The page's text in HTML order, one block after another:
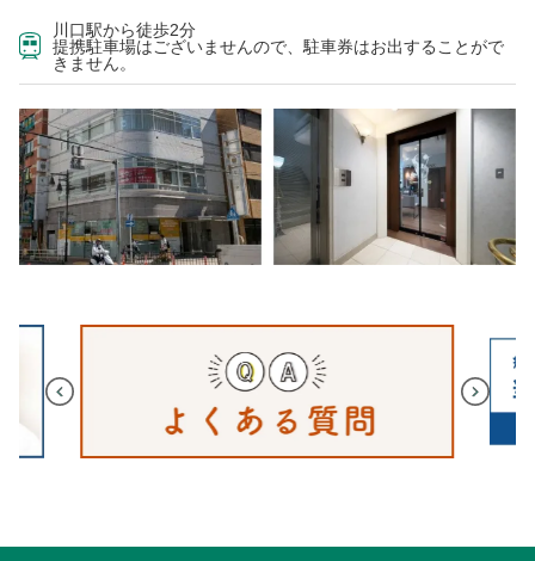
川口駅から徒歩2分
提携駐車場はございませんので、駐車券はお出することがで
きません。